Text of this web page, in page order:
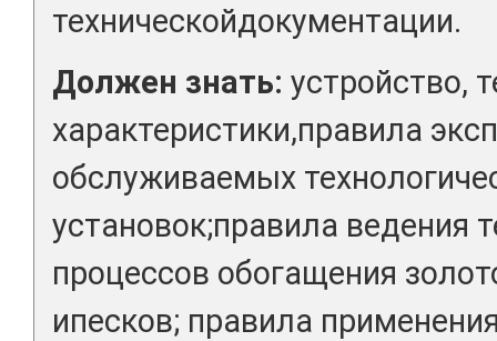
техническойдокументации.
Должен знать: устройство,
характеристики,правила
обслуживаемых
установок;правила ведения
процессов обогащения
ипесков; правила